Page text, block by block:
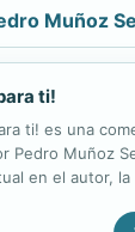
Muñoz
ti!
ti! es una
Pedro Muñoz
en el autor, la
y